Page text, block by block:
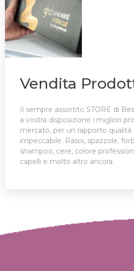
Vendita
Il sempre assortito STORE di
a vostra disposizione i migliori
mercato, per un rapporto qualità
impeccabile. Rasoi, spazzole,
shampoo, cere, colore
capelli e molto altro ancora.